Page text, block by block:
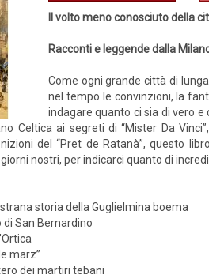
Il volto meno conosciuto della
Racconti e leggende dalla
Come ogni grande città di
nel tempo le convinzioni, la
indagare quanto ci sia di vero
Celtica ai segreti di “Mister Da
del “Pret de Ratanà”, questo
nostri, per indicarci quanto di
strana storia della Guglielmina boema
di San Bernardino
marz”
dei martiri tebani